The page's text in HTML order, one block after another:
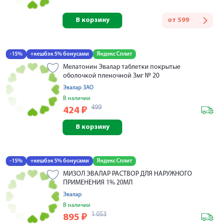
от 599
В корзину
-15% +кешбэк 5% бонусами Яндекс Сплит
Мелатонин Эвалар таблетки покрытые
оболочкой пленочной 3мг № 20
Эвалар ЗАО
В наличии
424 ₽ 499
В корзину
-15% +кешбэк 5% бонусами Яндекс Сплит
МИЗОЛ ЭВАЛАР РАСТВОР ДЛЯ НАРУЖНОГО
ПРИМЕНЕНИЯ 1% 20МЛ
Эвалар
В наличии
895 ₽ 1 053